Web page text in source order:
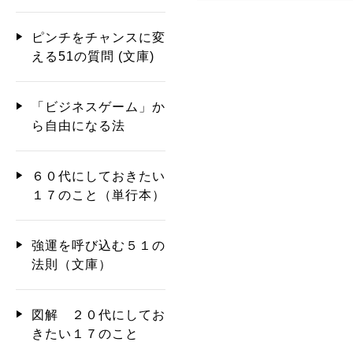
ピンチをチャンスに変
える51の質問 (文庫)
「ビジネスゲーム」か
ら自由になる法
６０代にしておきたい
１７のこと（単行本）
強運を呼び込む５１の
法則（文庫）
図解 ２０代にしてお
きたい１７のこと